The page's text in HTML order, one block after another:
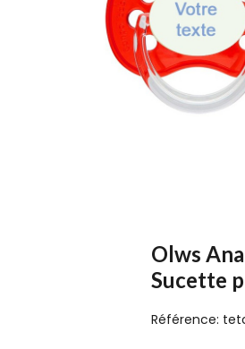
Olws
Sucette
Référence: